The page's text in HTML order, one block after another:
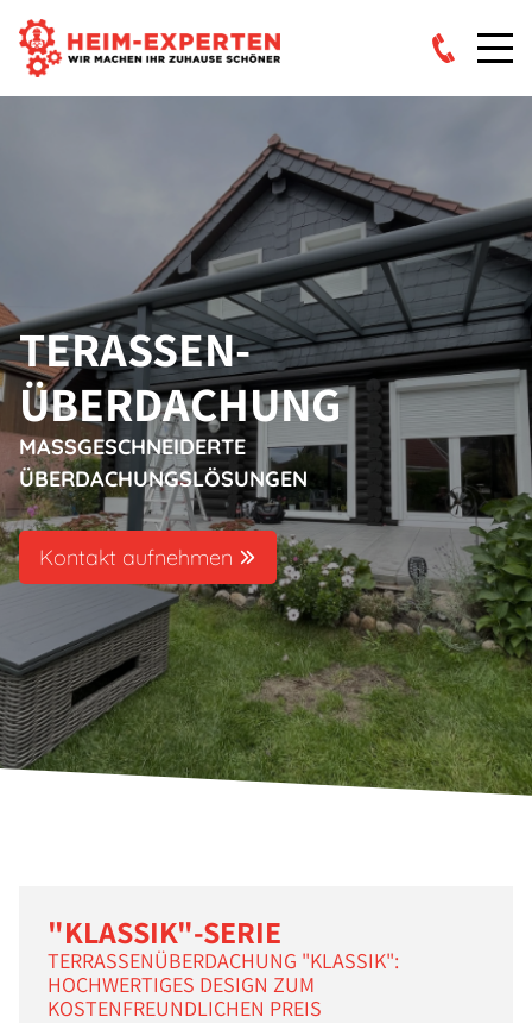
TERASSEN­
ÜBERDACHUNG
MASSGESCHNEIDERTE Ü
BERDACHUNGSLÖSUNGEN
Kontakt aufnehmen
"KLASSIK"-SERIE
TERRASSENÜBERDACHUNG "KLASSIK":
HOCHWERTIGES DESIGN ZUM
KOSTENFREUNDLICHEN PREIS